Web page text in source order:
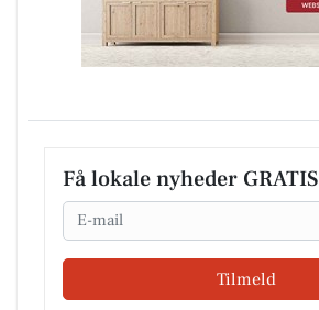
Få lokale nyheder GRATIS
Email
Tilmeld